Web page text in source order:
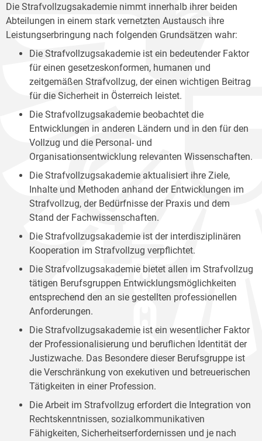
Die Strafvollzugsakademie nimmt innerhalb ihrer beiden
Abteilungen in einem stark vernetzten Austausch ihre
Leistungserbringung nach folgenden Grundsätzen wahr:
Die Strafvollzugsakademie ist ein bedeutender Faktor
für einen gesetzeskonformen, humanen und
zeitgemäßen Strafvollzug, der einen wichtigen Beitrag
für die Sicherheit in Österreich leistet.
Die Strafvollzugsakademie beobachtet die
Entwicklungen in anderen Ländern und in den für den
Vollzug und die Personal- und
Organisationsentwicklung relevanten Wissenschaften.
Die Strafvollzugsakademie aktualisiert ihre Ziele,
Inhalte und Methoden anhand der Entwicklungen im
Strafvollzug, der Bedürfnisse der Praxis und dem
Stand der Fachwissenschaften.
Die Strafvollzugsakademie ist der interdisziplinären
Kooperation im Strafvollzug verpflichtet.
Die Strafvollzugsakademie bietet allen im Strafvollzug
tätigen Berufsgruppen Entwicklungsmöglichkeiten
entsprechend den an sie gestellten professionellen
Anforderungen.
Die Strafvollzugsakademie ist ein wesentlicher Faktor
der Professionalisierung und beruflichen Identität der
Justizwache. Das Besondere dieser Berufsgruppe ist
die Verschränkung von exekutiven und betreuerischen
Tätigkeiten in einer Profession.
Die Arbeit im Strafvollzug erfordert die Integration von
Rechtskenntnissen, sozialkommunikativen
Fähigkeiten, Sicherheitserfordernissen und je nach